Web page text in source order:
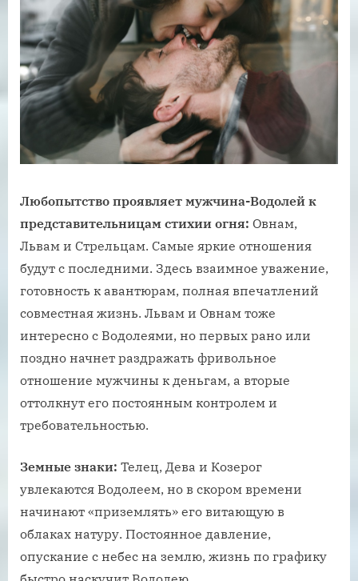
Любопытство проявляет мужчина-Водолей к
представительницам стихии огня: Овнам,
Львам и Стрельцам. Самые яркие отношения
будут с последними. Здесь взаимное уважение,
готовность к авантюрам, полная впечатлений
совместная жизнь. Львам и Овнам тоже
интересно с Водолеями, но первых рано или
поздно начнет раздражать фривольное
отношение мужчины к деньгам, а вторые
оттолкнут его постоянным контролем и
требовательностью.
Земные знаки: Телец, Дева и Козерог
увлекаются Водолеем, но в скором времени
начинают «приземлять» его витающую в
облаках натуру. Постоянное давление,
опускание с небес на землю, жизнь по графику